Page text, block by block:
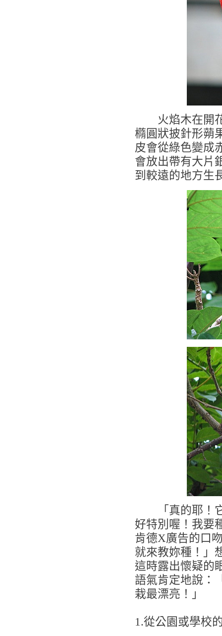
火焰木在開花
橢圓狀披針形蒴
皮會從綠色變成
會放出帶有大片
到較遠的地方生
「真的耶！它
好特別喔！我要
肯德X廣告的口
就來教妳種！」
這時露出懷疑的
語氣肯定地說：
栽最漂亮！」
1.從公園或學校